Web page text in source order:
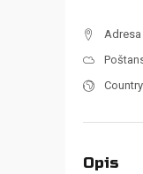
Adresa
Opis